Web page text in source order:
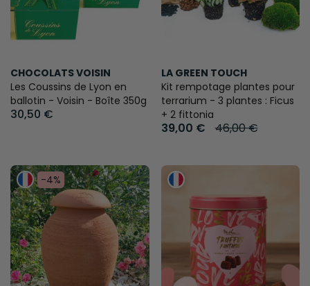
CHOCOLATS VOISIN
Les Coussins de Lyon en
ballotin - Voisin - Boîte 350g
30,50 €
LA GREEN TOUCH
Kit rempotage plantes pour
terrarium - 3 plantes : Ficus
+ 2 fittonia
39,00 € 46,00 €
-4%